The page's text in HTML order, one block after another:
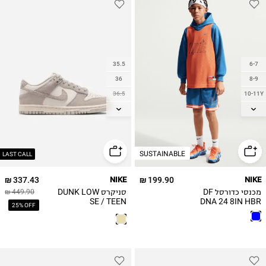
SUSTAINABLE
6-7
8-9
10-11Y
12-13
199.90 ₪ NIKE
מכנסי כדורסל DF
DNA 24 8IN HBR
LAST CALL
35.5
36
36.5
37.5
39
337.43 ₪
449.90 ₪
25% OFF
NIKE
סניקרס DUNK LOW
SE / TEEN